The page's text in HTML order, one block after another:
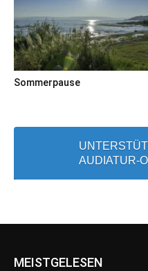
Sommerpause
AUDIATUR-
MEISTGELESEN